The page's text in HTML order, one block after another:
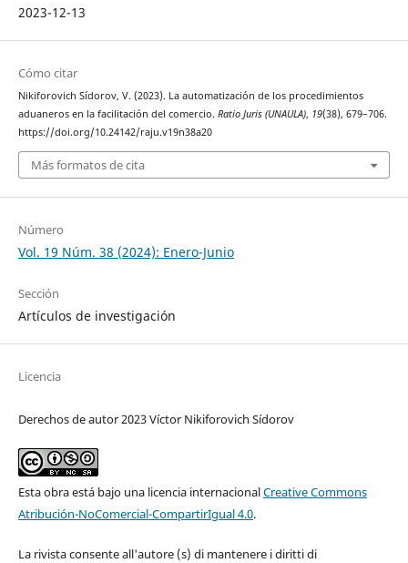
2023-12-13
Cómo citar
Nikiforovich Sídorov, V. (2023). La automatización de los procedimientos
aduaneros en la facilitación del comercio. Ratio Juris (UNAULA), 19(38), 679–706.
https://doi.org/10.24142/raju.v19n38a20
Más formatos de cita
Número
Vol. 19 Núm. 38 (2024): Enero-Junio
Sección
Artículos de investigación
Licencia
Derechos de autor 2023 Víctor Nikiforovich Sídorov
Esta obra está bajo una licencia internacionalCreative Commons
Atribución-NoComercial-CompartirIgual 4.0.
La rivista consente all'autore (s) di mantenere i diritti di